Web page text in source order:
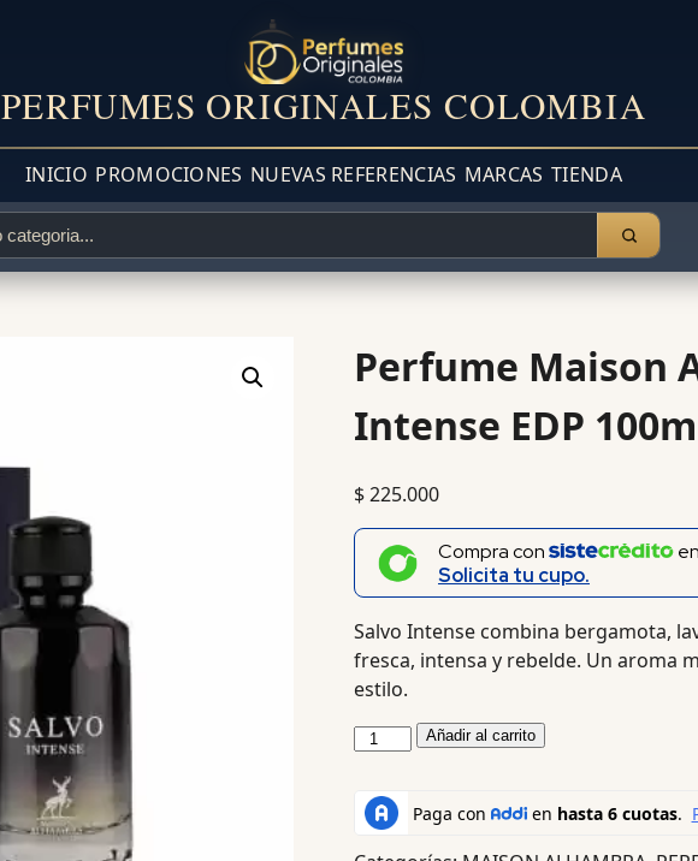
PERFUMES ORIGINALES COLOMBIA
INICIO PROMOCIONES NUEVAS REFERENCIAS MARCAS TIENDA
Perfume Maison
Intense EDP
$225.000
Compra con en
Solicita tu cupo.
Salvo Intense combina bergamota,
fresca, intensa y rebelde. Un aroma
estilo.
Añadir al carrito